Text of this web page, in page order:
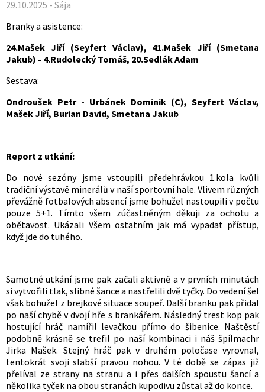
29.10.2025 - Sája
Branky a asistence:
24.Mašek Jiří (Seyfert Václav), 41.Mašek Jiří (Smetana
Jakub) - 4.Rudolecký Tomáš, 20.Sedlák Adam
Sestava:
Ondroušek Petr - Urbánek Dominik (C), Seyfert Václav,
Mašek Jiří, Burian David, Smetana Jakub
Report z utkání:
Do nové sezóny jsme vstoupili předehrávkou 1.kola kvůli
tradiční výstavě minerálů v naší sportovní hale. Vlivem různých
převážně fotbalových absencí jsme bohužel nastoupili v počtu
pouze 5+1. Tímto všem zúčastněným děkuji za ochotu a
obětavost. Ukázali Všem ostatním jak má vypadat přístup,
když jde do tuhého.
Samotné utkání jsme pak začali aktivně a v prvních minutách
si vytvořili tlak, slibné šance a nastřelili dvě tyčky. Do vedení šel
však bohužel z brejkové situace soupeř. Další branku pak přidal
po naší chybě v dvojí hře s brankářem. Následný trest kop pak
hostující hráč namířil levačkou přímo do šibenice. Naštěstí
podobně krásně se trefil po naší kombinaci i náš špílmachr
Jirka Mašek. Stejný hráč pak v druhém poločase vyrovnal,
tentokrát svoji slabší pravou nohou. V té době se zápas již
přelíval ze strany na stranu a i přes dalších spoustu šancí a
několika tyček na obou stranách kupodivu zůstal až do konce.